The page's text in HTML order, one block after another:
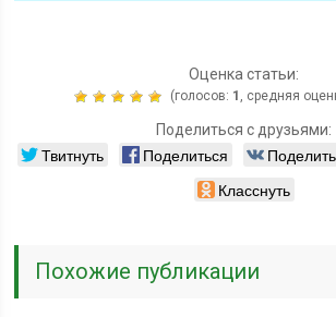
Оценка статьи:
(голосов: 1 , средняя
Поделиться с друзьями:
Твитнуть Поделиться
Класснуть
Похожие публикации